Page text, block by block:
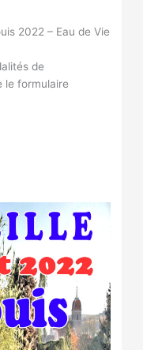
2022 – Eau de Vie
de
le formulaire